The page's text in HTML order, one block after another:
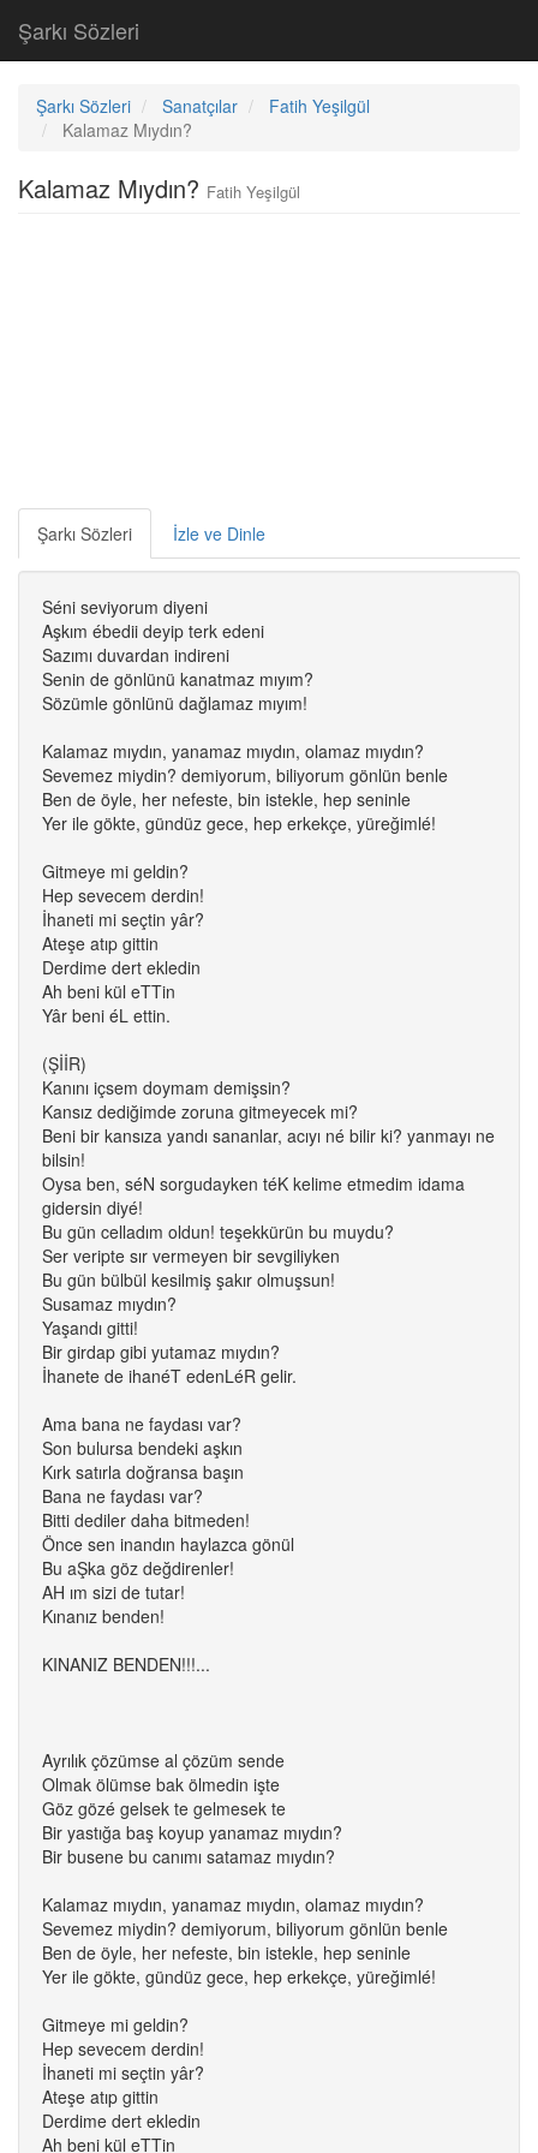
Şarkı Sözleri
Şarkı Sözleri Sanatçılar
Fatih Yeşilgül
Kalamaz Mıydın?
Kalamaz Mıydın? Fatih Yeşilgül
Şarkı Sözleri İzle ve Dinle
Séni seviyorum diyeni
Aşkım ébedii deyip terk edeni
Sazımı duvardan indireni
Senin de gönlünü kanatmaz mıyım?
Sözümle gönlünü dağlamaz mıyım!
Kalamaz mıydın, yanamaz mıydın, olamaz mıydın?
Sevemez miydin? demiyorum, biliyorum gönlün benle
Ben de öyle, her nefeste, bin istekle, hep seninle
Yer ile gökte, gündüz gece, hep erkekçe, yüreğimlé!
Gitmeye mi geldin?
Hep sevecem derdin!
İhaneti mi seçtin yâr?
Ateşe atıp gittin
Derdime dert ekledin
Ah beni kül eTTin
Yâr beni éL ettin.
(ŞİİR)
Kanını içsem doymam demişsin?
Kansız dediğimde zoruna gitmeyecek mi?
Beni bir kansıza yandı sananlar, acıyı né bilir ki? yanmayı ne
bilsin!
Oysa ben, séN sorgudayken téK kelime etmedim idama
gidersin diyé!
Bu gün celladım oldun! teşekkürün bu muydu?
Ser veripte sır vermeyen bir sevgiliyken
Bu gün bülbül kesilmiş şakır olmuşsun!
Susamaz mıydın?
Yaşandı gitti!
Bir girdap gibi yutamaz mıydın?
İhanete de ihanéT edenLéR gelir.
Ama bana ne faydası var?
Son bulursa bendeki aşkın
Kırk satırla doğransa başın
Bana ne faydası var?
Bitti dediler daha bitmeden!
Önce sen inandın haylazca gönül
Bu aŞka göz değdirenler!
AH ım sizi de tutar!
Kınanız benden!
KINANIZ BENDEN!!!...
Ayrılık çözümse al çözüm sende
Olmak ölümse bak ölmedin işte
Göz gözé gelsek te gelmesek te
Bir yastığa baş koyup yanamaz mıydın?
Bir busene bu canımı satamaz mıydın?
Kalamaz mıydın, yanamaz mıydın, olamaz mıydın?
Sevemez miydin? demiyorum, biliyorum gönlün benle
Ben de öyle, her nefeste, bin istekle, hep seninle
Yer ile gökte, gündüz gece, hep erkekçe, yüreğimlé!
Gitmeye mi geldin?
Hep sevecem derdin!
İhaneti mi seçtin yâr?
Ateşe atıp gittin
Derdime dert ekledin
Ah beni kül eTTin